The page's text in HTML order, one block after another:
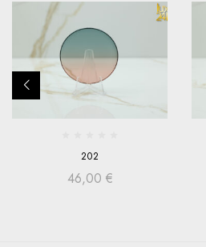
202
46,00 €